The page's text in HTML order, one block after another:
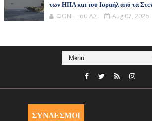
των ΗΠΑ και του Ισραήλ από τα
ΦΩΝΗ του Λ.Σ. Aug 07, 2026
ΣΥΝΔΕΣΜΟΙ